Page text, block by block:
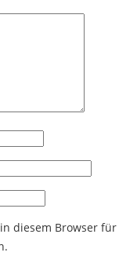
diesem Browser für